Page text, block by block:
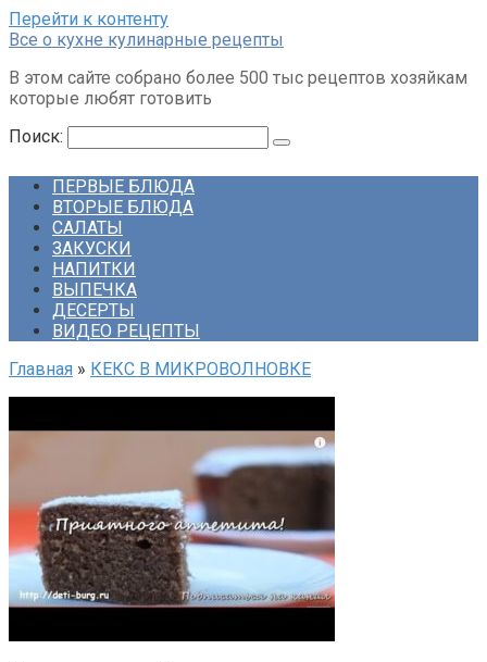
Перейти к контенту
Все о кухне кулинарные рецепты
В этом сайте собрано более 500 тыс рецептов хозяйкам
которые любят готовить
Поиск:
ПЕРВЫЕ БЛЮДА
ВТОРЫЕ БЛЮДА
САЛАТЫ
ЗАКУСКИ
НАПИТКИ
ВЫПЕЧКА
ДЕСЕРТЫ
ВИДЕО РЕЦЕПТЫ
Главная » КЕКС В МИКРОВОЛНОВКЕ